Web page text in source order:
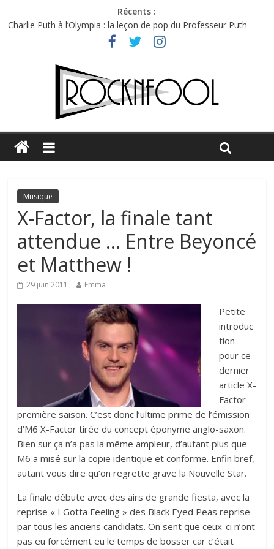
Récents :
Charlie Puth à l’Olympia : la leçon de pop du Professeur Puth
Festival Triptyque : un nouveau festival de musique indépendant
Hellfest 2026 vendredi : température et émotions en hausse
Hellfest 2026 jeudi : impossible de choisir entre chaleur et bonne
Première édition du Midgard Festival : entre bière, métal et
Musique
X-Factor, la finale tant
attendue … Entre Beyoncé
et Matthew !
29 juin 2011 Emma
Petite
introduc
tion
pour ce
dernier
article X-
Factor
première saison. C’est donc l’ultime prime de l’émission
d’M6 X-Factor tirée du concept éponyme anglo-saxon.
Bien sur ça n’a pas la même ampleur, d’autant plus que
M6 a misé sur la copie identique et conforme. Enfin bref,
autant vous dire qu’on regrette grave la Nouvelle Star.
La finale débute avec des airs de grande fiesta, avec la
reprise « I Gotta Feeling » des Black Eyed Peas reprise
par tous les anciens candidats. On sent que ceux-ci n’ont
pas eu forcément eu le temps de bosser car c’était